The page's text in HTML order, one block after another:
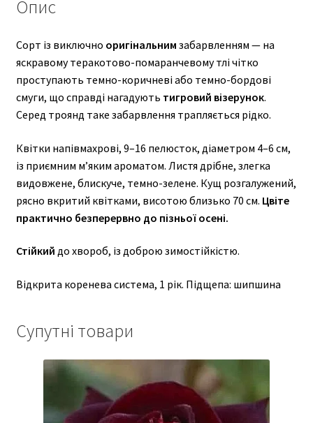
Опис
Сорт із виключно оригінальним забарвленням — на
яскравому теракотово-помаранчевому тлі чітко
проступають темно-коричневі або темно-бордові
смуги, що справді нагадують тигровий візерунок.
Серед троянд таке забарвлення трапляється рідко.
Квітки напівмахрові, 9–16 пелюсток, діаметром 4–6 см,
із приємним м’яким ароматом. Листя дрібне, злегка
видовжене, блискуче, темно-зелене. Кущ розгалужений,
рясно вкритий квітками, висотою близько 70 см. Цвіте
практично безперервно до пізньої осені.
Стійкий до хвороб, із доброю зимостійкістю.
Відкрита коренева система, 1 рік. Підщепа: шипшина
Супутні товари